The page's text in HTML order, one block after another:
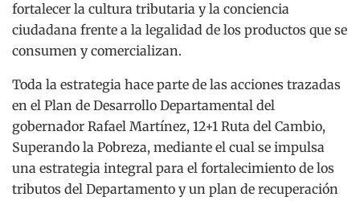
fortalecer la cultura tributaria y la conciencia
ciudadana frente a la legalidad de los productos que se
consumen y comercializan.
Toda la estrategia hace parte de las acciones trazadas
en el Plan de Desarrollo Departamental del
gobernador Rafael Martínez, 12+1 Ruta del Cambio,
Superando la Pobreza, mediante el cual se impulsa
una estrategia integral para el fortalecimiento de los
tributos del Departamento y un plan de recuperación